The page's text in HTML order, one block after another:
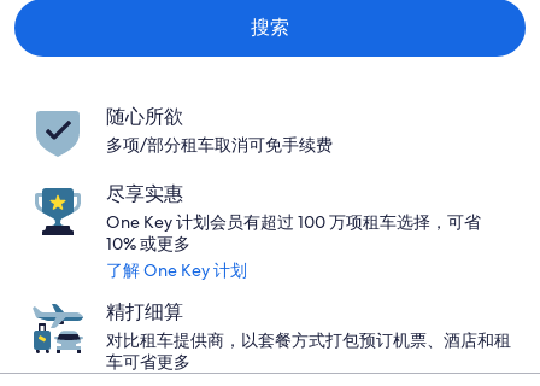
搜索
随心所欲
多项/部分租车取消可免手续费
尽享实惠
One Key 计划会员有超过 100 万项租车选择，可省
10% 或更多
了解 One Key 计划
精打细算
对比租车提供商，以套餐方式打包预订机票、酒店和租
车可省更多